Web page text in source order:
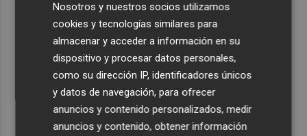
Castelló apuesta por convertir el eclipse en un referente
científico: recibirá a un gran equipo de expertos
El Villarreal anuncia a sus seis capitanes: Gerard
Moreno, Foyth, Comesaña, Ayoze, Cardona y Logan
Costa
Más problemas en el lateral derecho: Monferrer sufre
una lesión muscular
Nosotros y nuestros socios utilizamos
cookies y tecnologías similares para
almacenar y acceder a información en su
dispositivo y procesar datos personales,
como su dirección IP, identificadores únicos
y datos de navegación, para ofrecer
anuncios y contenido personalizados, medir
anuncios y contenido, obtener información